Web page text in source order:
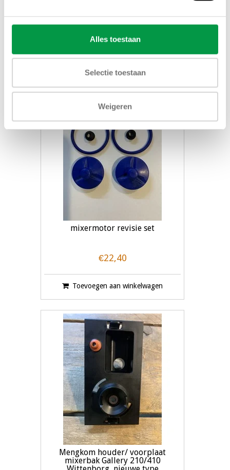
Alles toestaan
Selectie toestaan
Weigeren
€8,70
Toevoegen aan winkelwagen
mixermotor revisie set
€22,40
Toevoegen aan winkelwagen
Mengkom houder/ voorplaat
mixerbak Gallery 210/410